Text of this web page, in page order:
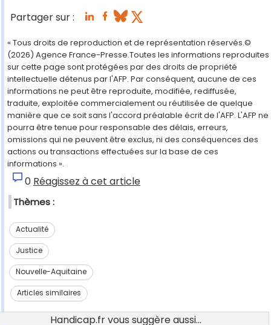
Partager sur :
« Tous droits de reproduction et de représentation réservés.©
(2026) Agence France-Presse.Toutes les informations reproduites
sur cette page sont protégées par des droits de propriété
intellectuelle détenus par l'AFP. Par conséquent, aucune de ces
informations ne peut être reproduite, modifiée, rediffusée,
traduite, exploitée commercialement ou réutilisée de quelque
manière que ce soit sans l'accord préalable écrit de l'AFP. L'AFP ne
pourra être tenue pour responsable des délais, erreurs,
omissions qui ne peuvent être exclus, ni des conséquences des
actions ou transactions effectuées sur la base de ces
informations ».
0 Réagissez à cet article
Thèmes :
Actualité
Justice
Nouvelle-Aquitaine
Articles similaires
Handicap.fr vous suggère aussi...